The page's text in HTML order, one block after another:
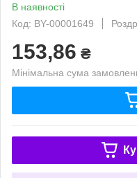
В наявності
Код: BY-00001649
153,86 ₴
Мінімальна сума